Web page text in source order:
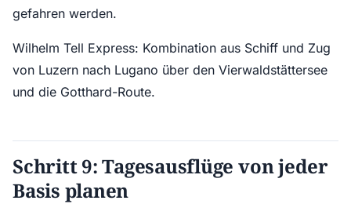
gefahren werden.
Wilhelm Tell Express: Kombination aus Schiff und Zug
von Luzern nach Lugano über den Vierwaldstättersee
und die Gotthard-Route.
Schritt 9: Tagesausflüge von jeder
Basis planen